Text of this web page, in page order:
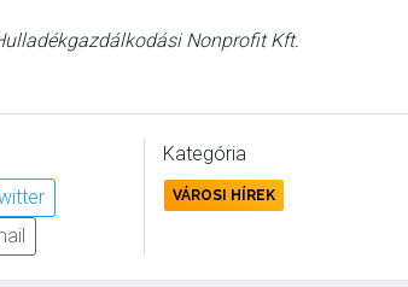
Nonprofit Kft.
Kategória
VÁROSI HÍREK